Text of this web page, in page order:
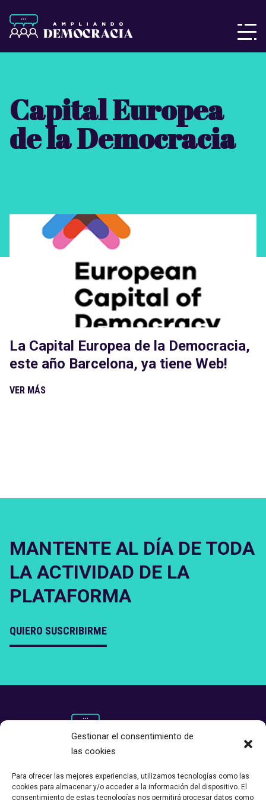
Gestionar el consentimiento de
las cookies
Para ofrecer las mejores experiencias, utilizamos tecnologías como las
cookies para almacenar y/o acceder a la información del dispositivo. El
consentimiento de estas tecnologías nos permitirá procesar datos como
Capital Europea
de la Democracia
La Capital Europea de la Democracia,
este año Barcelona, ya tiene Web!
VER MÁS
MANTENTE AL DÍA DE TODA
LA ACTIVIDAD DE LA
PLATAFORMA
QUIERO SUSCRIBIRME